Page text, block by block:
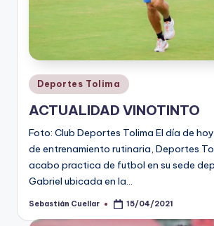
n
t
o
Publicado
en
Deportes Tolima
ACTUALIDAD VINOTINTO
Foto: Club Deportes Tolima El día de
de entrenamiento rutinaria, Deportes
acabo practica de futbol en su sede
Gabriel ubicada en la…
Publicado
Sebastián Cuellar 15/04/2021